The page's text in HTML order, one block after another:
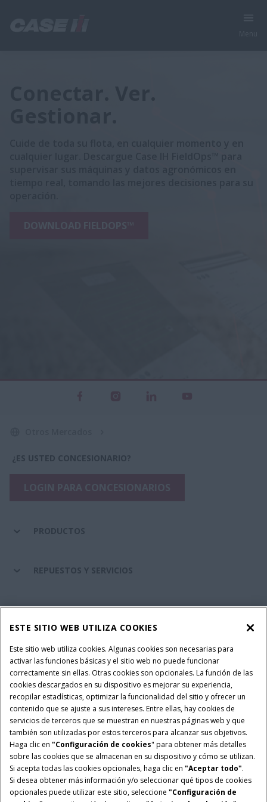
Cuide de toda su flota, en cualquier momento y en
cualquier lugar. Descargue Case IH FieldOps™ para
¿ES USTED CONCESIONARIO?
PRODUCTOS
REPUESTOS Y SERVICIOS
SERVICIOS FINANCIEROS
SOBRE CASE IH
Política Integrada QEHS
Política de Privacidad
Terminos y Condiciones
Nota Legal
Configuración de cookies
© 2026 CNH Industrial America LLC. All Rights Reserved. Case IH is a
trademark of CNH Industrial America LLC.
ESTE SITIO WEB UTILIZA COOKIES
Este sitio web utiliza cookies. Algunas cookies son necesarias para
activar las funciones básicas y el sitio web no puede funcionar
correctamente sin ellas. Otras cookies son opcionales. La función de las
cookies descargados en su dispositivo es mejorar su experiencia,
recopilar estadísticas, optimizar la funcionalidad del sitio y ofrecer un
contenido que se ajuste a sus intereses. Entre ellas, hay cookies de
servicios de terceros que se muestran en nuestras páginas web y que
también son utilizadas por estos terceros para alcanzar sus objetivos.
Haga clic en "Configuración de cookies" para obtener más detalles
sobre las cookies que se almacenan en su dispositivo y cómo se utilizan.
Si acepta todas las cookies opcionales, haga clic en "Aceptar todo".
Si desea obtener más información y/o seleccionar qué tipos de cookies
opcionales puede utilizar este sitio, seleccione "Configuración de